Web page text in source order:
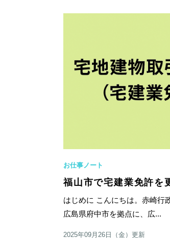
お仕事ノート
福山市で宅建業免許を
はじめに こんにちは。赤崎行
広島県府中市を拠点に、広...
2025年09月26日（金）更新